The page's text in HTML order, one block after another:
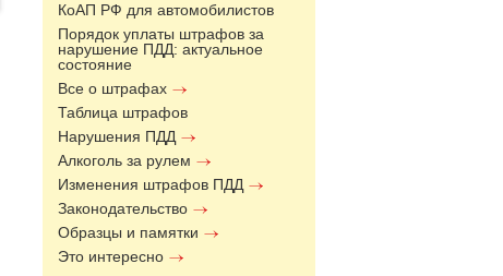
КоАП РФ для автомобилистов
Порядок уплаты штрафов за
нарушение ПДД: актуальное
состояние
Все о штрафах
Таблица штрафов
Нарушения ПДД
Алкоголь за рулем
Изменения штрафов ПДД
Законодательство
Образцы и памятки
Это интересно